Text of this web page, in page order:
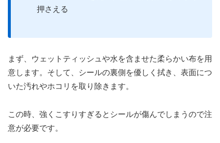
押さえる
まず、ウェットティッシュや水を含ませた柔らかい布を用
意します。そして、シールの裏側を優しく拭き、表面につ
いた汚れやホコリを取り除きます。
この時、強くこすりすぎるとシールが傷んでしまうので注
意が必要です。